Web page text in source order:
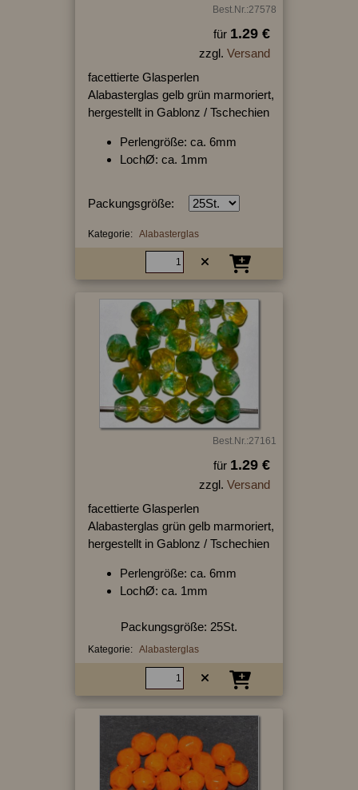
Best.Nr.:27578
für 1.29 €
zzgl. Versand
facettierte Glasperlen
Alabasterglas gelb grün marmoriert,
hergestellt in Gablonz / Tschechien
Perlengröße: ca. 6mm
LochØ: ca. 1mm
Packungsgröße:
Kategorie: Alabasterglas
Best.Nr.:27161
für 1.29 €
zzgl. Versand
facettierte Glasperlen
Alabasterglas grün gelb marmoriert,
hergestellt in Gablonz / Tschechien
Perlengröße: ca. 6mm
LochØ: ca. 1mm
Packungsgröße: 25St.
Kategorie: Alabasterglas